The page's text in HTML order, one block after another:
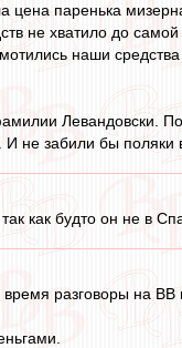
цена паренька
не хватило до
наши
Левандовски.
не забили бы поляки
как будто он не в
разговоры на ВВ